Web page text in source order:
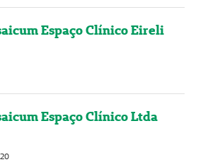
Espaço Clínico Eireli
Espaço Clínico Ltda